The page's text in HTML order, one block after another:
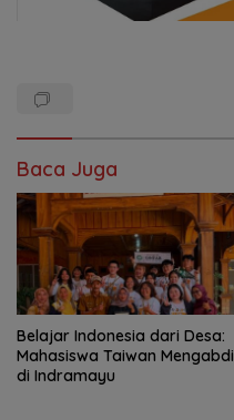
Baca Juga
Belajar Indonesia dari Desa:
Mahasiswa Taiwan Mengabdi
di Indramayu